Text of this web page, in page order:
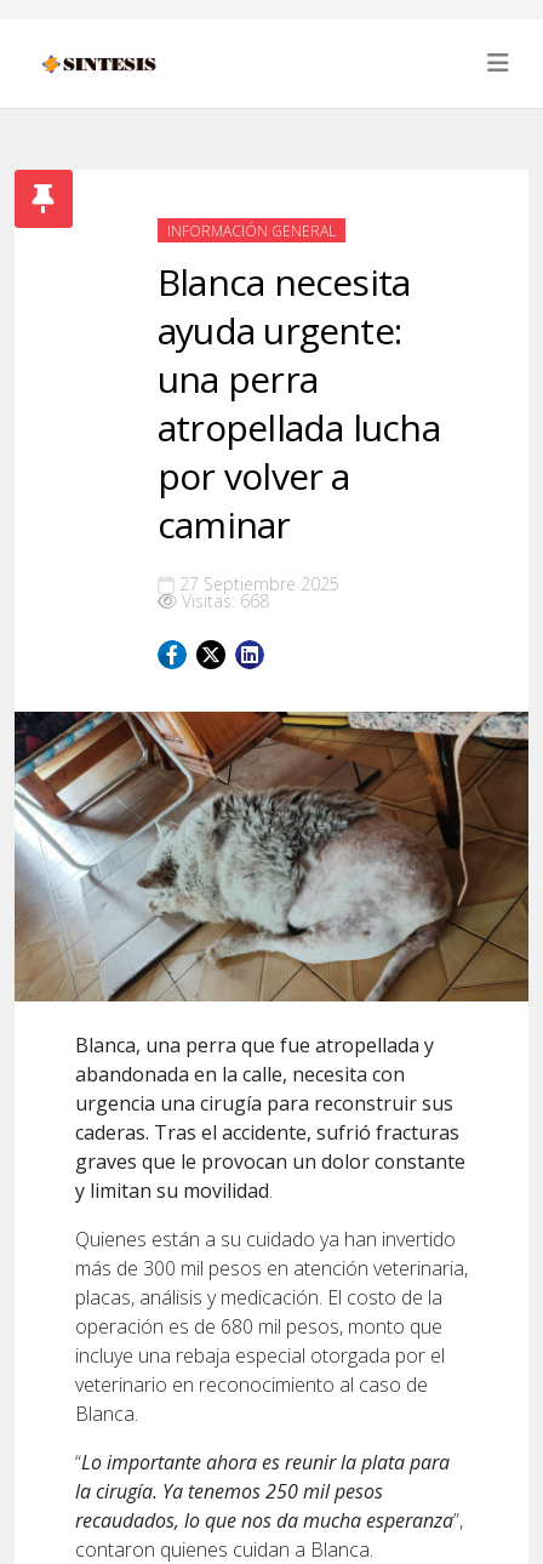
INFORMACIÓN GENERAL
Blanca necesita
ayuda urgente:
una perra
atropellada lucha
por volver a
caminar
27 Septiembre 2025
Visitas: 668
Blanca, una perra que fue atropellada y
abandonada en la calle, necesita con
urgencia una cirugía para reconstruir sus
caderas. Tras el accidente, sufrió fracturas
graves que le provocan un dolor constante
y limitan su movilidad.
Quienes están a su cuidado ya han invertido
más de 300 mil pesos en atención veterinaria,
placas, análisis y medicación. El costo de la
operación es de 680 mil pesos, monto que
incluye una rebaja especial otorgada por el
veterinario en reconocimiento al caso de
Blanca.
“Lo importante ahora es reunir la plata para
la cirugía. Ya tenemos 250 mil pesos
recaudados, lo que nos da mucha esperanza”,
contaron quienes cuidan a Blanca.